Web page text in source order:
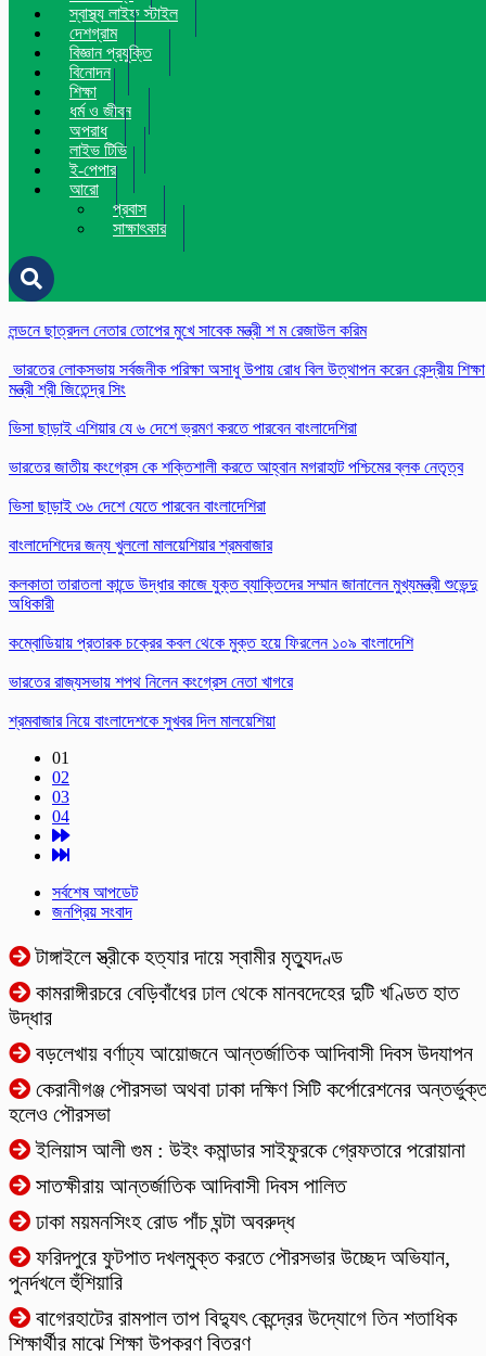
স্বাস্থ্য লাইফ স্টাইল
দেশগ্রাম
বিজ্ঞান প্রযুক্তি
বিনোদন
শিক্ষা
ধর্ম ও জীবন
অপরাধ
লাইভ টিভি
ই-পেপার
আরো
প্রবাস
সাক্ষাৎকার
লন্ডনে ছাত্রদল নেতার তোপের মুখে সাবেক মন্ত্রী শ ম রেজাউল করিম
ভারতের লোকসভায় সর্বজনীক পরিক্ষা অসাধু উপায় রোধ বিল উত্থাপন করেন কেন্দ্রীয় শিক্ষা
মন্ত্রী শ্রী জিতেন্দ্র সিং
ভিসা ছাড়াই এশিয়ার যে ৬ দেশে ভ্রমণ করতে পারবেন বাংলাদেশিরা
ভারতের জাতীয় কংগ্রেস কে শক্তিশালী করতে আহ্বান মগরাহাট পশ্চিমের ব্লক নেতৃত্ব
ভিসা ছাড়াই ৩৬ দেশে যেতে পারবেন বাংলাদেশিরা
বাংলাদেশিদের জন্য খুললো মালয়েশিয়ার শ্রমবাজার
কলকাতা তারাতলা কান্ডে উদ্ধার কাজে যুক্ত ব্যাক্তিদের সম্মান জানালেন মুখ্যমন্ত্রী শুভেন্দু
অধিকারী
কম্বোডিয়ায় প্রতারক চক্রের কবল থেকে মুক্ত হয়ে ফিরলেন ১০৯ বাংলাদেশি
ভারতের রাজ্যসভায় শপথ নিলেন কংগ্রেস নেতা খাগরে
শ্রমবাজার নিয়ে বাংলাদেশকে সুখবর দিল মালয়েশিয়া
01
02
03
04
সর্বশেষ আপডেট
জনপ্রিয় সংবাদ
টাঙ্গাইলে স্ত্রীকে হত্যার দায়ে স্বামীর মৃত্যুদণ্ড
কামরাঙ্গীরচরে বেড়িবাঁধের ঢাল থেকে মানবদেহের দুটি খণ্ডিত হাত
উদ্ধার
বড়লেখায় বর্ণাঢ্য আয়োজনে আন্তর্জাতিক আদিবাসী দিবস উদযাপন
কেরানীগঞ্জ পৌরসভা অথবা ঢাকা দক্ষিণ সিটি কর্পোরেশনের
হলেও পৌরসভা
ইলিয়াস আলী গুম : উইং কমান্ডার সাইফুরকে গ্রেফতারে পরোয়ানা
সাতক্ষীরায় আন্তর্জাতিক আদিবাসী দিবস পালিত
ঢাকা ময়মনসিংহ রোড পাঁচ ঘন্টা অবরুদ্ধ
ফরিদপুরে ফুটপাত দখলমুক্ত করতে পৌরসভার উচ্ছেদ অভিযান,
পুনর্দখলে হুঁশিয়ারি
বাগেরহাটের ‎রামপাল তাপ বিদ্যুৎ কেন্দ্রের উদ্যোগে তিন শতাধিক
শিক্ষার্থীর মাঝে শিক্ষা উপকরণ বিতরণ